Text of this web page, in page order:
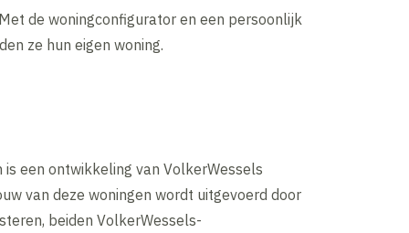
de woningconfigurator en een persoonlijk
ze hun eigen woning.
is een ontwikkeling van VolkerWessels
van deze woningen wordt uitgevoerd door
beiden VolkerWessels-